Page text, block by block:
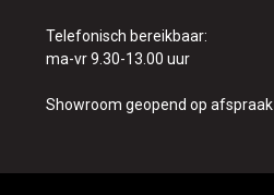
Telefonisch bereikbaar:
ma-vr 9.30-13.00 uur
Showroom geopend op afspraak